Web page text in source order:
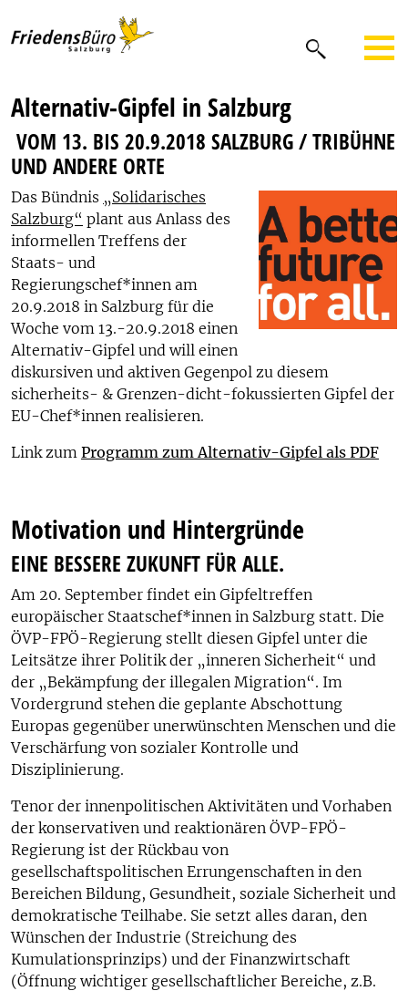
Alternativ-Gipfel in Salzburg
VOM 13. BIS 20.9.2018 SALZBURG / TRIBÜHNE
UND ANDERE ORTE
Das Bündnis „Solidarisches
Salzburg“ plant aus Anlass des
informellen Treffens der
Staats- und
Regierungschef*innen am
20.9.2018 in Salzburg für die
Woche vom 13.-20.9.2018 einen
Alternativ-Gipfel und will einen
diskursiven und aktiven Gegenpol zu diesem
sicherheits- & Grenzen-dicht-fokussierten Gipfel der
EU-Chef*innen realisieren.
Link zum Programm zum Alternativ-Gipfel als PDF
Motivation und Hintergründe
EINE BESSERE ZUKUNFT FÜR ALLE.
Am 20. September findet ein Gipfeltreffen
europäischer Staatschef*innen in Salzburg statt. Die
ÖVP-FPÖ-Regierung stellt diesen Gipfel unter die
Leitsätze ihrer Politik der „inneren Sicherheit“ und
der „Bekämpfung der illegalen Migration“. Im
Vordergrund stehen die geplante Abschottung
Europas gegenüber unerwünschten Menschen und die
Verschärfung von sozialer Kontrolle und
Disziplinierung.
Tenor der innenpolitischen Aktivitäten und Vorhaben
der konservativen und reaktionären ÖVP-FPÖ-
Regierung ist der Rückbau von
gesellschaftspolitischen Errungenschaften in den
Bereichen Bildung, Gesundheit, soziale Sicherheit und
demokratische Teilhabe. Sie setzt alles daran, den
Wünschen der Industrie (Streichung des
Kumulationsprinzips) und der Finanzwirtschaft
(Öffnung wichtiger gesellschaftlicher Bereiche, z.B.